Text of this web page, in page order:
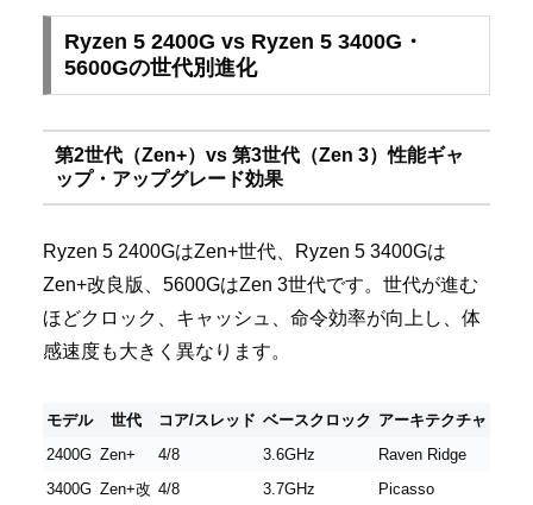
Ryzen 5 2400G vs Ryzen 5 3400G・
5600Gの世代別進化
第2世代（Zen+）vs 第3世代（Zen 3）性能ギャ
ップ・アップグレード効果
Ryzen 5 2400GはZen+世代、Ryzen 5 3400Gは
Zen+改良版、5600GはZen 3世代です。世代が進む
ほどクロック、キャッシュ、命令効率が向上し、体
感速度も大きく異なります。
モデル 世代 コア/スレッド ベースクロック アーキテクチャ
2400G Zen+ 4/8 3.6GHz
Raven Ridge
3400G Zen+改 4/8 3.7GHz Picasso